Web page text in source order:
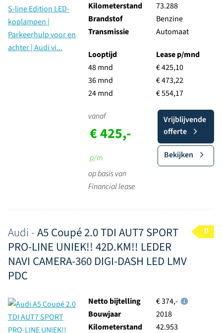
Kilometerstand
73.288
Brandstof
Benzine
Transmissie
Automaat
Looptijd
48 mnd
36 mnd
24 mnd
Lease p/mnd
€ 425,10
€ 473,22
€ 554,17
vanaf
€ 425,-
p/m
op basis van
Financial lease
Vrijblijvende
offerte
Bekijken
Audi -A5 Coupé 2.0 TDI AUT7 SPORT
PRO-LINE UNIEK!! 42D.KM!! LEDER
NAVI CAMERA-360 DIGI-DASH LED LMV
PDC
D
Netto bijtelling
€ 374,-
Bouwjaar
2018
Kilometerstand
42.953